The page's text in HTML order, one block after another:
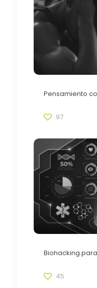
Pensamiento
97
Biohacking
45